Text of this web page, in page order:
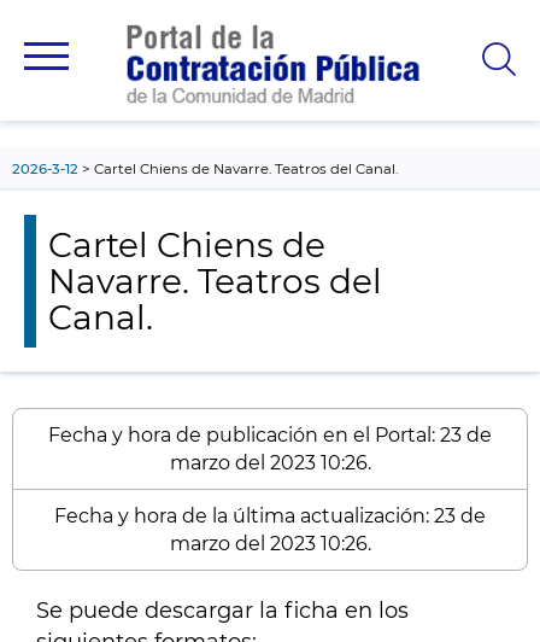
principal
2026-3-12 Cartel Chiens de Navarre. Teatros del Canal.
Cartel Chiens de
Navarre. Teatros del
Canal.
Fecha y hora de publicación en el Portal: 23 de
marzo del 2023 10:26.
Fecha y hora de la última actualización: 23 de
marzo del 2023 10:26.
Se puede descargar la ficha en los